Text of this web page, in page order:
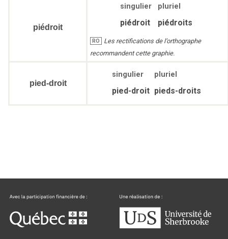
piédroit
singulier pluriel
piédroit piédroits
RO
Les rectifications de l’orthographe
recommandent cette graphie.
pied-droit
singulier pluriel
pied-droit pieds-droits